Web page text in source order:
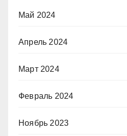
Май 2024
Апрель 2024
Март 2024
Февраль 2024
Ноябрь 2023